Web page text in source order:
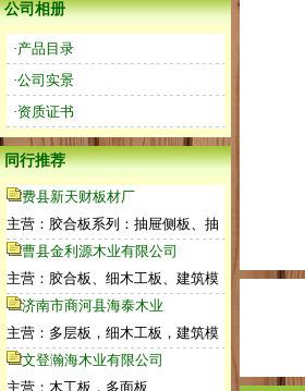
公司相册
·产品目录
·公司实景
·资质证书
同行推荐
费县新天财板材厂
主营：胶合板系列：抽屉侧板、抽
曹县金利源木业有限公司
主营：胶合板、细木工板、建筑模
济南市商河县海泰木业
主营：多层板，细木工板，建筑模
文登瀚海木业有限公司
主营：木工板，多面板